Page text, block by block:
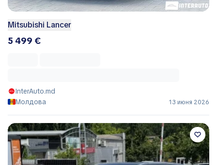
Mitsubishi Lancer
5 499 €
InterAuto.md
Молдова
13 июня 2026